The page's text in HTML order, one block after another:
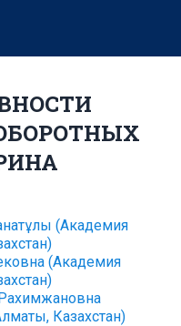
(Академия
(Академия
Казахстан)